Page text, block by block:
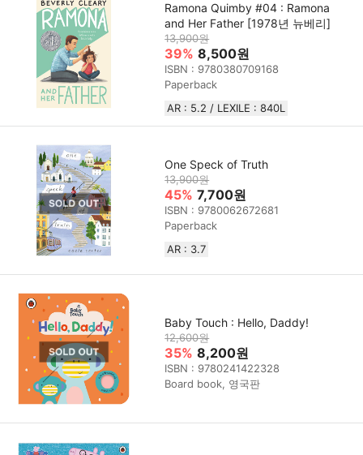
Ramona Quimby #04 : Ramona
and Her Father [1978년 뉴베리]
13,900원
39% 8,500원
ISBN : 9780380709168
Paperback
AR : 5.2 / LEXILE : 840L
One Speck of Truth
13,900원
45% 7,700원
ISBN : 9780062672681
Paperback
AR : 3.7
Baby Touch : Hello, Daddy!
12,600원
35% 8,200원
ISBN : 9780241422328
Board book, 영국판